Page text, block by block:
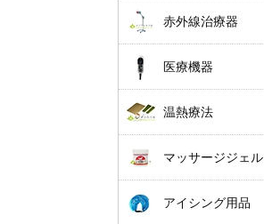
赤外線治療器
医療機器
温熱療法
マッサージジェル
アイシング用品